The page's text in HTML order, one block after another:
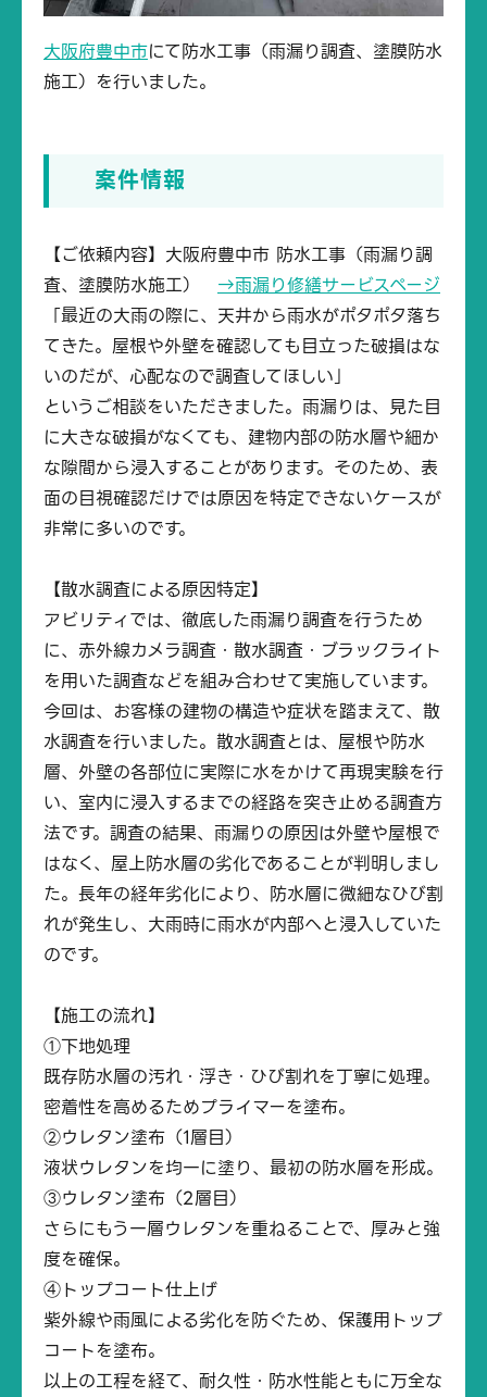
大阪府豊中市にて防水工事（雨漏り調査、塗膜防水
施工）を行いました。
案件情報
【ご依頼内容】大阪府豊中市 防水工事（雨漏り調
査、塗膜防水施工） →雨漏り修繕サービスページ
「最近の大雨の際に、天井から雨水がポタポタ落ち
てきた。屋根や外壁を確認しても目立った破損はな
いのだが、心配なので調査してほしい」
というご相談をいただきました。雨漏りは、見た目
に大きな破損がなくても、建物内部の防水層や細か
な隙間から浸入することがあります。そのため、表
面の目視確認だけでは原因を特定できないケースが
非常に多いのです。
【散水調査による原因特定】
アビリティでは、徹底した雨漏り調査を行うため
に、赤外線カメラ調査・散水調査・ブラックライト
を用いた調査などを組み合わせて実施しています。
今回は、お客様の建物の構造や症状を踏まえて、散
水調査を行いました。散水調査とは、屋根や防水
層、外壁の各部位に実際に水をかけて再現実験を行
い、室内に浸入するまでの経路を突き止める調査方
法です。調査の結果、雨漏りの原因は外壁や屋根で
はなく、屋上防水層の劣化であることが判明しまし
た。長年の経年劣化により、防水層に微細なひび割
れが発生し、大雨時に雨水が内部へと浸入していた
のです。
【施工の流れ】
①下地処理
既存防水層の汚れ・浮き・ひび割れを丁寧に処理。
密着性を高めるためプライマーを塗布。
②ウレタン塗布（1層目）
液状ウレタンを均一に塗り、最初の防水層を形成。
③ウレタン塗布（2層目）
さらにもう一層ウレタンを重ねることで、厚みと強
度を確保。
④トップコート仕上げ
紫外線や雨風による劣化を防ぐため、保護用トップ
コートを塗布。
以上の工程を経て、耐久性・防水性能ともに万全な